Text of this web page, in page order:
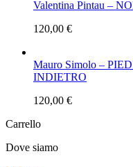
Valentina Pintau –
120,00 €
Mauro Simolo –
INDIETRO
120,00 €
Carrello
Dove siamo